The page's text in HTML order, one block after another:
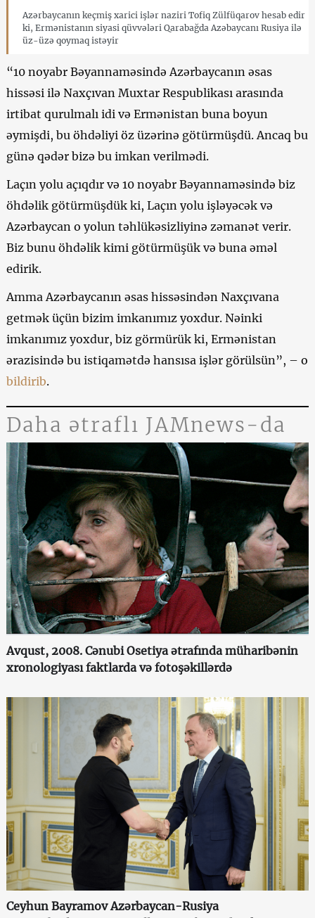
Azərbaycanın keçmiş xarici işlər naziri Tofiq Zülfüqarov hesab edir
ki, Ermənistanın siyasi qüvvələri Qarabağda Azəbaycanı Rusiya ilə
üz-üzə qoymaq istəyir
“10 noyabr Bəyannaməsində Azərbaycanın əsas
hissəsi ilə Naxçıvan Muxtar Respublikası arasında
irtibat qurulmalı idi və Ermənistan buna boyun
əymişdi, bu öhdəliyi öz üzərinə götürmüşdü. Ancaq bu
günə qədər bizə bu imkan verilmədi.
Laçın yolu açıqdır və 10 noyabr Bəyannaməsində biz
öhdəlik götürmüşdük ki, Laçın yolu işləyəcək və
Azərbaycan o yolun təhlükəsizliyinə zəmanət verir.
Biz bunu öhdəlik kimi götürmüşük və buna əməl
edirik.
Amma Azərbaycanın əsas hissəsindən Naxçıvana
getmək üçün bizim imkanımız yoxdur. Nəinki
imkanımız yoxdur, biz görmürük ki, Ermənistan
ərazisində bu istiqamətdə hansısa işlər görülsün”, – o
bildirib.
Daha ətraflı JAMnews-da
Avqust, 2008. Cənubi Osetiya ətrafında müharibənin
xronologiyası faktlarda və fotoşəkillərdə
Ceyhun Bayramov Azərbaycan-Rusiya